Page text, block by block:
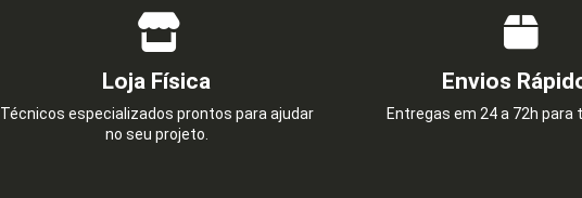
Loja Física
Técnicos especializados prontos para ajudar
no seu projeto.
Envios
Entregas em 24 a 72h para